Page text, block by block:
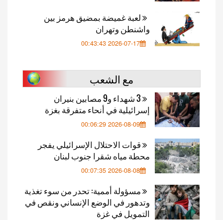
لعبة غميضة بمضيق هرمز بين
واشنطن وتهران
2026-07-17 00:43:43
مع الشعب
3 شهداء و9 مصابين بنيران
إسرائيلية في أنحاء متفرقة بغزة
2026-08-09 00:06:29
قوات الاحتلال الإسرائيلي يفجر
محطة مياه شقرا جنوب لبنان
2026-08-08 00:07:35
مسؤولة أممية: تحدر من سوء تغذية
وتدهور في الوضع الإنساني ونقص في
التمويل في غزة